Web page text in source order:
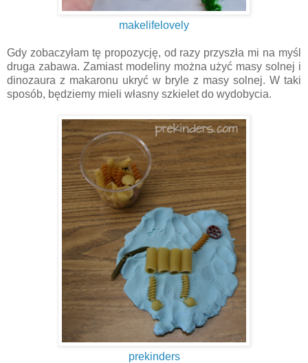
makelifelovely
Gdy zobaczyłam tę propozycję, od razy przyszła mi na myśl
druga zabawa. Zamiast modeliny można użyć masy solnej i
dinozaura z makaronu ukryć w bryle z masy solnej. W taki
sposób, będziemy mieli własny szkielet do wydobycia.
prekinders